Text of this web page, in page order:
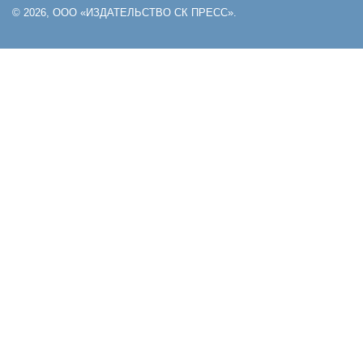
© 2026, ООО «ИЗДАТЕЛЬСТВО СК ПРЕСС».